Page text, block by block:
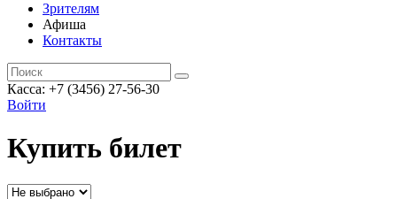
Зрителям
Афиша
Контакты
Касса: +7 (3456) 27-56-30
Войти
Купить билет